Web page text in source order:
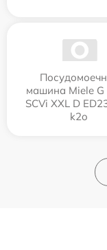
машина Miele G
SCVi XXL D
k2o